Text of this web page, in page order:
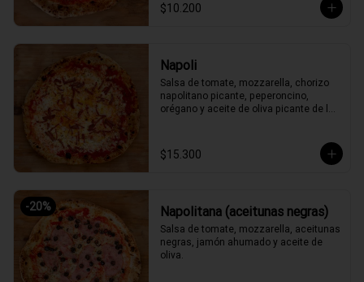
$10.200
Napoli
Salsa de tomate, mozzarella, chorizo
napolitano picante, peperoncino,
orégano y aceite de oliva picante de la
$15.300
-20% Napolitana (aceitunas negras)
Salsa de tomate, mozzarella, aceitunas
negras, jamón ahumado y aceite de
oliva.